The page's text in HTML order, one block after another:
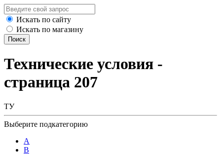
Искать по сайту
Искать по магазину
Поиск
Технические условия -
страница 207
ТУ
Выберите подкатегорию
A
B